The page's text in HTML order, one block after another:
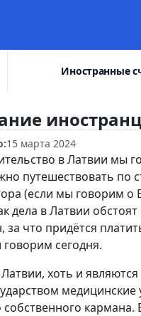
Иностранные
15 марта 2024
в Латвии мы
путешествовать
(если мы говорим о
дела в Латвии
что придётся
сегодня.
хоть и